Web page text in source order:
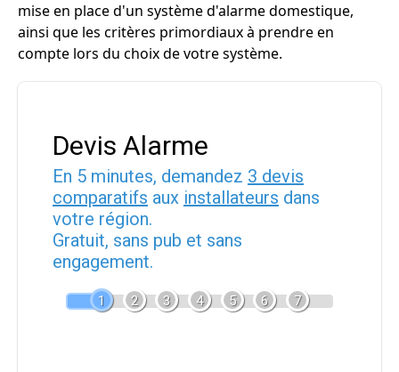
mise en place d'un système d'alarme domestique,
ainsi que les critères primordiaux à prendre en
compte lors du choix de votre système.
Devis Alarme
En 5 minutes, demandez 3 devis
comparatifs aux installateurs dans
votre région.
Gratuit, sans pub et sans
engagement.
1 2 3 4 5 6 7